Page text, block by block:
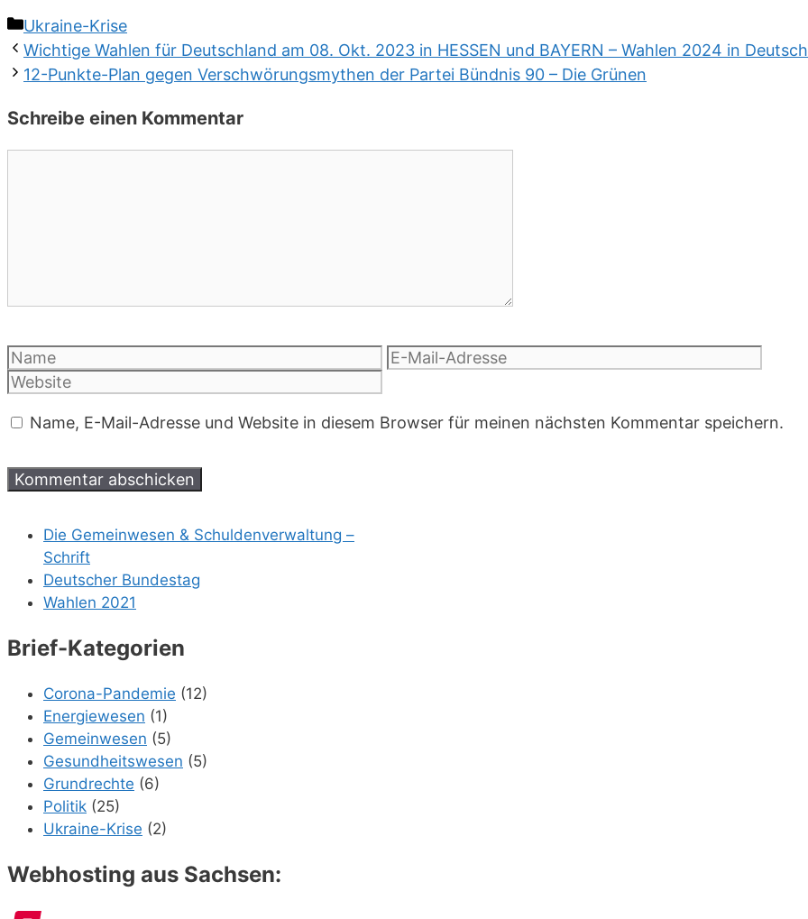
Kategorien
Ukraine-Krise
Wichtige Wahlen für Deutschland am 08. Okt. 2023 in HESSEN und BAYERN – Wahlen 2024 in
12-Punkte-Plan gegen Verschwörungsmythen der Partei Bündnis 90 – Die Grünen
Schreibe einen Kommentar
Name
E-
Name, E-Mail-Adresse und Website in diesem Browser für meinen nächsten Kommentar speichern.
Die Gemeinwesen & Schuldenverwaltung –
Schrift
Deutscher Bundestag
Wahlen 2021
Brief-Kategorien
Corona-Pandemie (12)
Energiewesen (1)
Gemeinwesen (5)
Gesundheitswesen (5)
Grundrechte (6)
Politik (25)
Ukraine-Krise (2)
Webhosting aus Sachsen: